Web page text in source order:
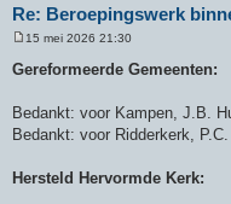
Re: Beroepingswerk
r
h
t
15 mei 2026 21:30
Gereformeerde Gemeenten:
Bedankt: voor Kampen, J.B.
Bedankt: voor Ridderkerk,
Hersteld Hervormde Kerk: